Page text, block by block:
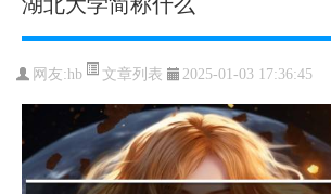
网友:hb 文章列表 2025-01-03 17:36:45